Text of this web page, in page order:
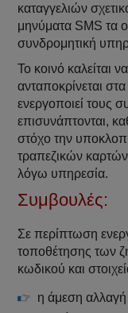
καταγγελιών
μηνύματα SMS τα
συνδρομητική
Το κοινό καλείται
ανταποκρίνεται
ενεργοποιεί τους
επισυνάπτονται,
στόχο την
τραπεζικών
λόγω υπηρεσία.
Συμβουλές:
Σε περίπτωση
τοποθέτησης των
κωδικού και
η άμεση